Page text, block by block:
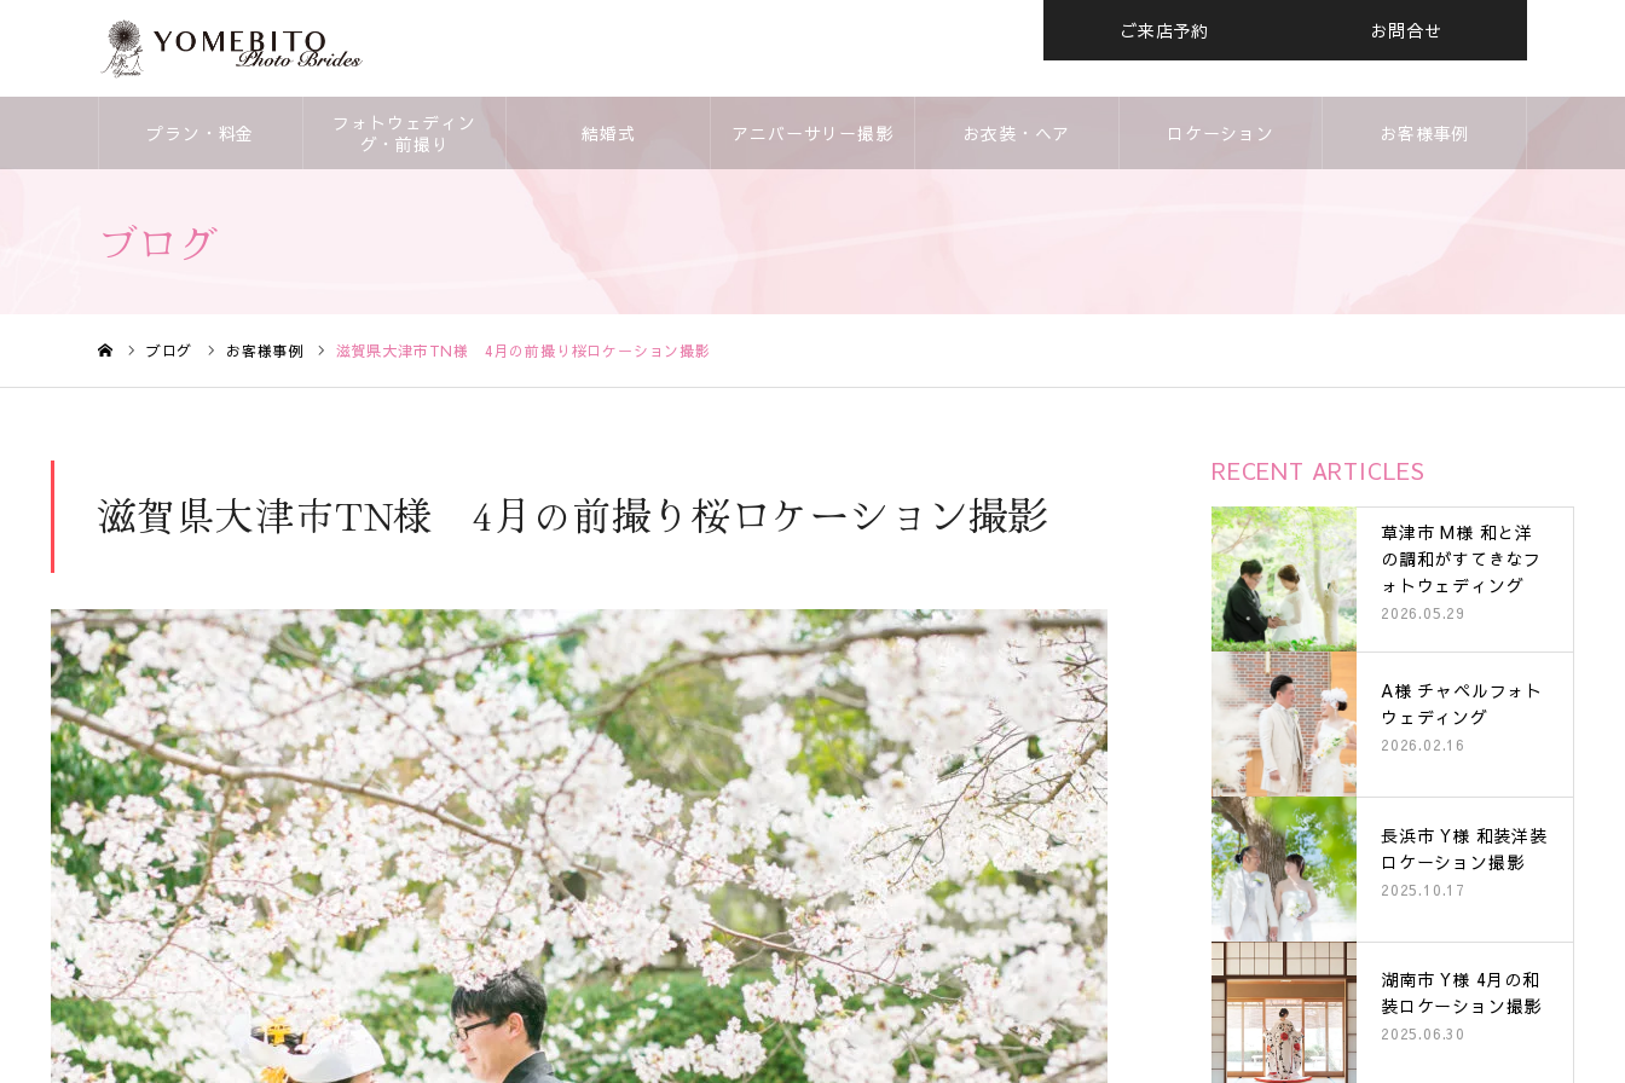
ご来店予約 お問合せ
プラン・料金
フォトウェディン
グ・前撮り
結婚式 アニバーサリー撮影 お衣装・ヘア ロケーション お客様事例
ブログ
ブログ お客様事例 滋賀県大津市TN様 4月の前撮り桜ロケーション撮影
滋賀県大津市TN様 4月の前撮り桜ロケーション撮影
RECENT ARTICLES
草津市 M様 和と洋
の調和がすてきなフ
ォトウェディング
2026.05.29
A様 チャペルフォト
ウェディング
2026.02.16
長浜市 Y様 和装洋装
ロケーション撮影
2025.10.17
湖南市 Y様 4月の和
装ロケーション撮影
2025.06.30